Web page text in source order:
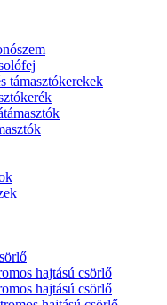
támasztókerekek
hajtású csörlő
hajtású csörlő